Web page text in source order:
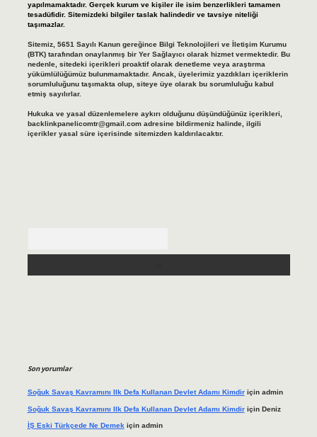
yapılmamaktadır. Gerçek kurum ve kişiler ile isim benzerlikleri tamamen
tesadüfidir. Sitemizdeki bilgiler taslak halindedir ve tavsiye niteliği
taşımazlar.
Sitemiz, 5651 Sayılı Kanun gereğince Bilgi Teknolojileri ve İletişim Kurumu
(BTK) tarafından onaylanmış bir Yer Sağlayıcı olarak hizmet vermektedir. Bu
nedenle, sitedeki içerikleri proaktif olarak denetleme veya araştırma
yükümlülüğümüz bulunmamaktadır. Ancak, üyelerimiz yazdıkları içeriklerin
sorumluluğunu taşımakta olup, siteye üye olarak bu sorumluluğu kabul
etmiş sayılırlar.
Hukuka ve yasal düzenlemelere aykırı olduğunu düşündüğünüz içerikleri,
backlinkpanelicomtr@gmail.comadresine bildirmeniz halinde, ilgili
içerikler yasal süre içerisinde sitemizden kaldırılacaktır.
Son yorumlar
Soğuk Savaş Kavramını Ilk Defa Kullanan Devlet Adamı Kimdiriçin admin
Soğuk Savaş Kavramını Ilk Defa Kullanan Devlet Adamı Kimdiriçin Deniz
İŞ Eski Türkçede Ne Demekiçin admin